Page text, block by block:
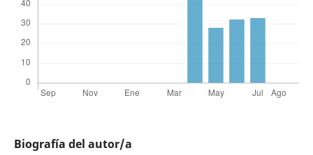
Biografía del autor/a